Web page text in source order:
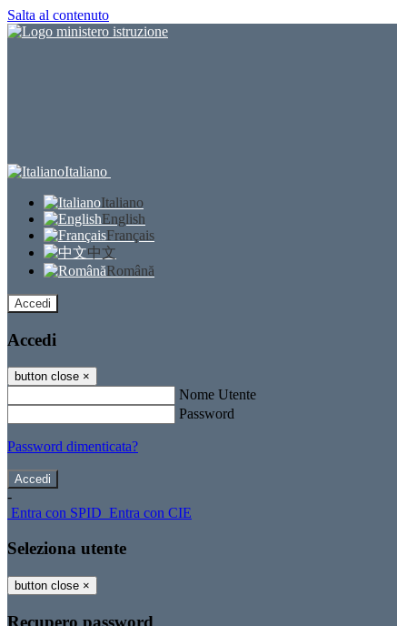
Salta al contenuto
Italiano
Italiano
English
Français
中文
Română
Accedi
Accedi
button close ×
Nome Utente
Password
Password dimenticata?
-
Entra con SPID Entra con CIE
Seleziona utente
button close ×
Recupero password